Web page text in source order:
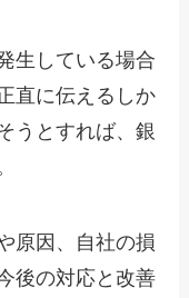
生している場合
直に伝えるしか
うとすれば、銀
原因、自社の損
後の対応と改善